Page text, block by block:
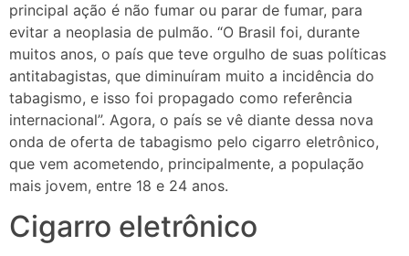
principal ação é não fumar ou parar de fumar, para
evitar a neoplasia de pulmão. “O Brasil foi, durante
muitos anos, o país que teve orgulho de suas políticas
antitabagistas, que diminuíram muito a incidência do
tabagismo, e isso foi propagado como referência
internacional”. Agora, o país se vê diante dessa nova
onda de oferta de tabagismo pelo cigarro eletrônico,
que vem acometendo, principalmente, a população
mais jovem, entre 18 e 24 anos.
Cigarro eletrônico